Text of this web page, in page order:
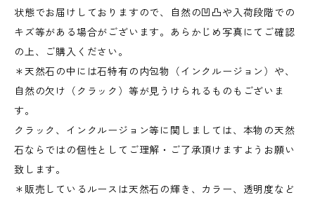
状態でお届けしておりますので、自然の凹凸や入荷段階での
キズ等がある場合がございます。あらかじめ写真にてご確認
の上、ご購入ください。
＊天然石の中には石特有の内包物（インクルージョン）や、
自然の欠け（クラック）等が見うけられるものもございま
す。
クラック、インクルージョン等に関しましては、本物の天然
石ならではの個性としてご理解・ご了承頂けますようお願い
致します。
＊販売しているルースは天然石の輝き、カラー、透明度など